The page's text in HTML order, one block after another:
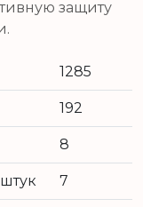
защиту
1285
192
8
7